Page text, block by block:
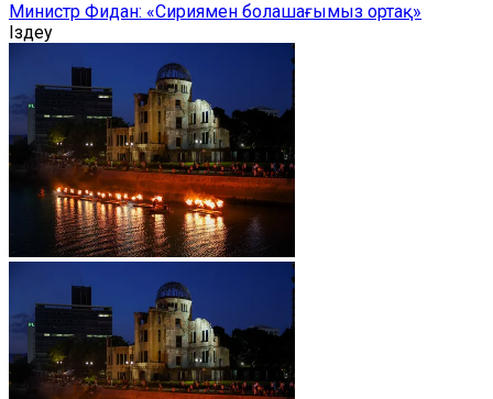
Министр Фидан: «Сириямен болашағымыз ортақ»
Іздеу